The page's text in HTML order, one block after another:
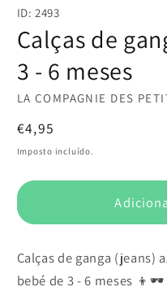
multimédia
em
modal
ID: 2493
Calças de
3 - 6 meses
LA COMPAGNIE DES
Preço
normal
€4,95
Imposto incluído.
Calças de ganga (jeans)
bebé de 3 - 6 meses 👦🕶️